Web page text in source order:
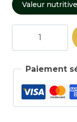
Valeur nutritive
de
moulues
Paiement